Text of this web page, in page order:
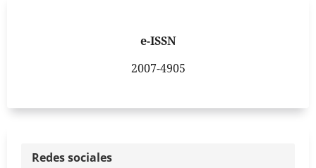
e-ISSN
2007-4905
Redes sociales